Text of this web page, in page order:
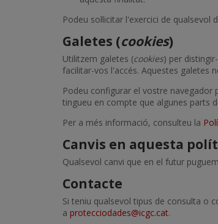
Podeu sol·licitar l'exercici de
Galetes (cookies)
Utilitzem galetes (cookies) per
facilitar-vos l'accés. Aquestes galetes
Podeu configurar el vostre navegador
tingueu en compte que algunes parts
Per a més informació, consulteu la
Canvis en aquesta
Qualsevol canvi que en el futur
Contacte
Si teniu qualsevol tipus de consulta o
a protecciodades@icgc.cat.